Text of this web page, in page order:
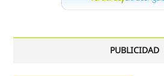
PUBLICIDAD